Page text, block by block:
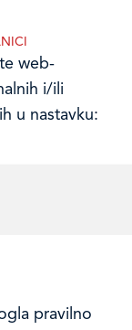
pravilno
web-
i/ili
u nastavku:
web-